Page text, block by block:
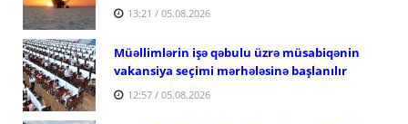
13:21 / 05.08.2026
Müəllimlərin işə qəbulu üzrə müsabiqənin
vakansiya seçimi mərhələsinə başlanılır
12:57 / 05.08.2026